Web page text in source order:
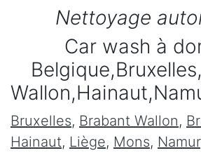
Nettoyage
Car wash à
Bruxelles, Brabant Wallon,
Hainaut, Liège, Mons, Namur